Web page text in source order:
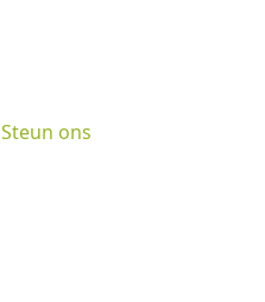
Steun ons